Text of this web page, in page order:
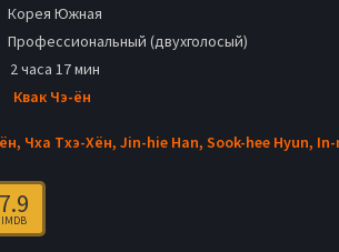
Корея Южная
Профессиональный (двухголосый)
2 часа 17 мин
Квак Чэ-ён
Чха Тхэ-Хён, Jin-hie Han, Sook-hee Hyun,
7.9
IMDB